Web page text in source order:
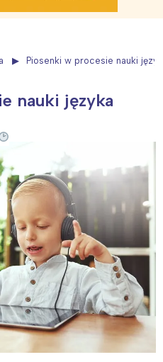
Piosenki w procesie nauki
nauki języka